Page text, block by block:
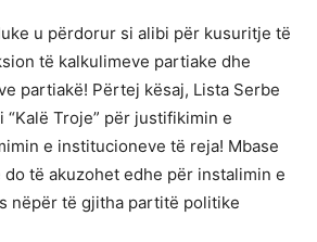
u përdorur si alibi për kusuritje të
të kalkulimeve partiake dhe
partiakë! Përtej kësaj, Lista Serbe
Troje” për justifikimin e
e institucioneve të reja! Mbase
të akuzohet edhe për instalimin e
nëpër të gjitha partitë politike